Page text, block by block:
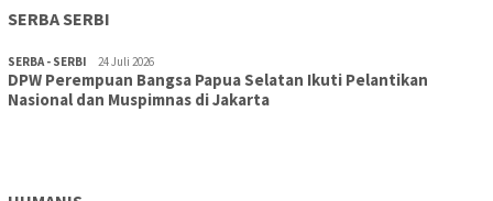
SERBA SERBI
SERBA - SERBI 24 Juli 2026
DPW Perempuan Bangsa Papua Selatan Ikuti Pelantikan
Nasional dan Muspimnas di Jakarta
TOPIK 30 Juli 2026
Wujudkan Sekolah Adiwiyata:SD Inpres Polder Merauke